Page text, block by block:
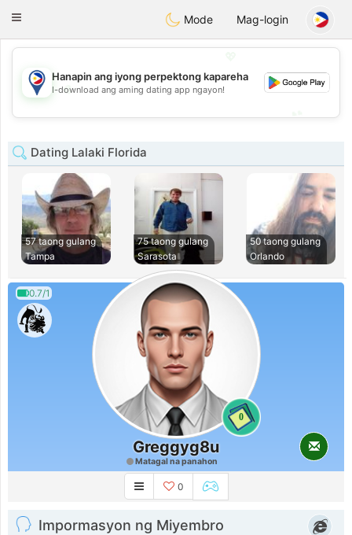
PhilippinesChat
Toggle
Mode Mag-login
💖
💕
Hanapin ang iyong perpektong kapareha
I-download ang aming dating app ngayon!
Dating Lalaki Florida
57 taong gulang
Tampa
75 taong gulang
Sarasota
50 taong gulang
Orlando
0.7/1
0
Greggyg8u
Matagal na panahon
0
Impormasyon ng Miyembro